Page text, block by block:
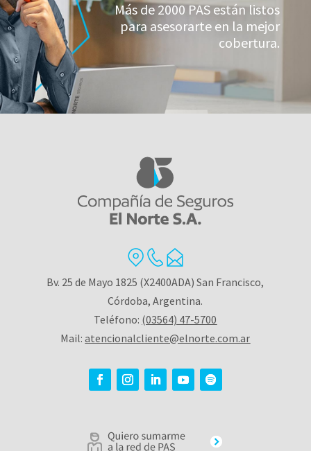
Más de 2000 PAS están listos
para asesorarte en la mejor
cobertura.
Bv. 25 de Mayo 1825 (X2400ADA) San Francisco,
Córdoba, Argentina.
Teléfono: (03564) 47-5700
Mail:atencionalcliente@elnorte.com.ar